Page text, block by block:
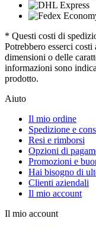
* Questi costi di
Potrebbero esserci
dimensioni o delle
informazioni sono
prodotto.
Aiuto
Il mio ordine
Spedizione e
Resi e rimborsi
Opzioni di
Promozioni e
Hai bisogno di
Clienti aziendali
Il mio account
Il mio account